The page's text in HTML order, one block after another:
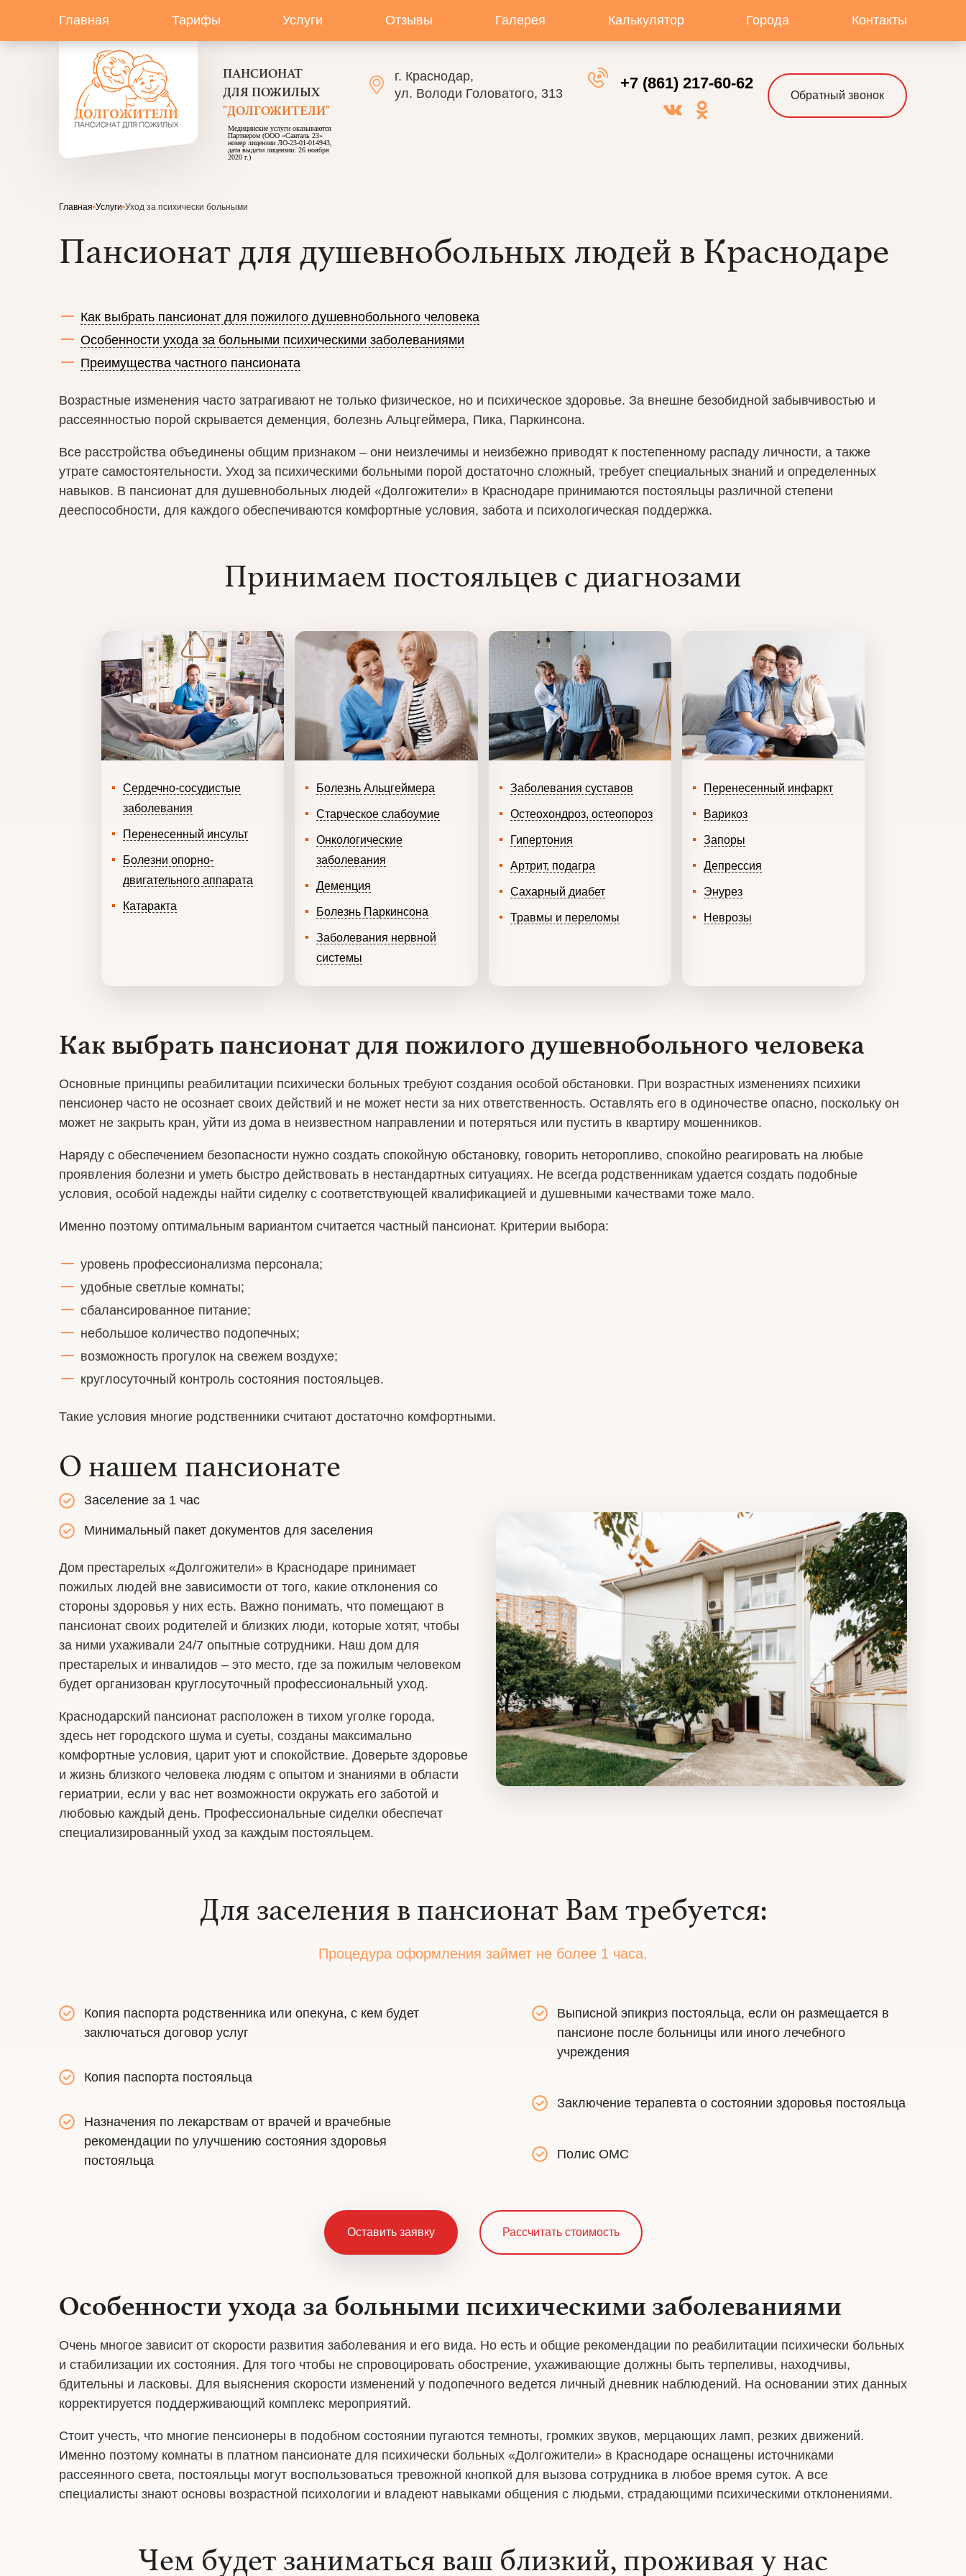
Главная Тарифы Услуги Отзывы Галерея Калькулятор Города Контакты
ПАНСИОНАТ
ДЛЯ ПОЖИЛЫХ
"ДОЛГОЖИТЕЛИ"
Медицинские услуги оказываются
Партнером (ООО «Санталь 23»
номер лицензии ЛО-23-01-014943,
дата выдачи лицензии: 26 ноября
2020 г.)
г. Краснодар,
ул. Володи Головатого, 313
+7 (861) 217-60-62
Обратный звонок
Главная Услуги Уход за психически больными
Пансионат для душевнобольных людей в Краснодаре
Как выбрать пансионат для пожилого душевнобольного человека
Особенности ухода за больными психическими заболеваниями
Преимущества частного пансионата
Возрастные изменения часто затрагивают не только физическое, но и психическое здоровье. За внешне безобидной забывчивостью и
рассеянностью порой скрывается деменция, болезнь Альцгеймера, Пика, Паркинсона.
Все расстройства объединены общим признаком – они неизлечимы и неизбежно приводят к постепенному распаду личности, а также
утрате самостоятельности. Уход за психическими больными порой достаточно сложный, требует специальных знаний и определенных
навыков. В пансионат для душевнобольных людей «Долгожители» в Краснодаре принимаются постояльцы различной степени
дееспособности, для каждого обеспечиваются комфортные условия, забота и психологическая поддержка.
Принимаем постояльцев с диагнозами
Сердечно-сосудистые
заболевания
Перенесенный инсульт
Болезни опорно-
двигательного аппарата
Катаракта
Болезнь Альцгеймера
Старческое слабоумие
Онкологические
заболевания
Деменция
Болезнь Паркинсона
Заболевания нервной
системы
Заболевания суставов
Остеохондроз, остеопороз
Гипертония
Артрит, подагра
Сахарный диабет
Травмы и переломы
Перенесенный инфаркт
Варикоз
Запоры
Депрессия
Энурез
Неврозы
Как выбрать пансионат для пожилого душевнобольного человека
Основные принципы реабилитации психически больных требуют создания особой обстановки. При возрастных изменениях психики
пенсионер часто не осознает своих действий и не может нести за них ответственность. Оставлять его в одиночестве опасно, поскольку он
может не закрыть кран, уйти из дома в неизвестном направлении и потеряться или пустить в квартиру мошенников.
Наряду с обеспечением безопасности нужно создать спокойную обстановку, говорить неторопливо, спокойно реагировать на любые
проявления болезни и уметь быстро действовать в нестандартных ситуациях. Не всегда родственникам удается создать подобные
условия, особой надежды найти сиделку с соответствующей квалификацией и душевными качествами тоже мало.
Именно поэтому оптимальным вариантом считается частный пансионат. Критерии выбора:
уровень профессионализма персонала;
удобные светлые комнаты;
сбалансированное питание;
небольшое количество подопечных;
возможность прогулок на свежем воздухе;
круглосуточный контроль состояния постояльцев.
Такие условия многие родственники считают достаточно комфортными.
О нашем пансионате
Заселение за 1 час
Минимальный пакет документов для заселения
Дом престарелых «Долгожители» в Краснодаре принимает
пожилых людей вне зависимости от того, какие отклонения со
стороны здоровья у них есть. Важно понимать, что помещают в
пансионат своих родителей и близких люди, которые хотят, чтобы
за ними ухаживали 24/7 опытные сотрудники. Наш дом для
престарелых и инвалидов – это место, где за пожилым человеком
будет организован круглосуточный профессиональный уход.
Краснодарский пансионат расположен в тихом уголке города,
здесь нет городского шума и суеты, созданы максимально
комфортные условия, царит уют и спокойствие. Доверьте здоровье
и жизнь близкого человека людям с опытом и знаниями в области
гериатрии, если у вас нет возможности окружать его заботой и
любовью каждый день. Профессиональные сиделки обеспечат
специализированный уход за каждым постояльцем.
Для заселения в пансионат Вам требуется:
Процедура оформления займет не более 1 часа.
Копия паспорта родственника или опекуна, с кем будет
заключаться договор услуг
Копия паспорта постояльца
Назначения по лекарствам от врачей и врачебные
рекомендации по улучшению состояния здоровья
постояльца
Выписной эпикриз постояльца, если он размещается в
пансионе после больницы или иного лечебного
учреждения
Заключение терапевта о состоянии здоровья постояльца
Полис ОМС
Оставить заявку Рассчитать стоимость
Особенности ухода за больными психическими заболеваниями
Очень многое зависит от скорости развития заболевания и его вида. Но есть и общие рекомендации по реабилитации психически больных
и стабилизации их состояния. Для того чтобы не спровоцировать обострение, ухаживающие должны быть терпеливы, находчивы,
бдительны и ласковы. Для выяснения скорости изменений у подопечного ведется личный дневник наблюдений. На основании этих данных
корректируется поддерживающий комплекс мероприятий.
Стоит учесть, что многие пенсионеры в подобном состоянии пугаются темноты, громких звуков, мерцающих ламп, резких движений.
Именно поэтому комнаты в платном пансионате для психически больных «Долгожители» в Краснодаре оснащены источниками
рассеянного света, постояльцы могут воспользоваться тревожной кнопкой для вызова сотрудника в любое время суток. А все
специалисты знают основы возрастной психологии и владеют навыками общения с людьми, страдающими психическими отклонениями.
Чем будет заниматься ваш близкий, проживая у нас